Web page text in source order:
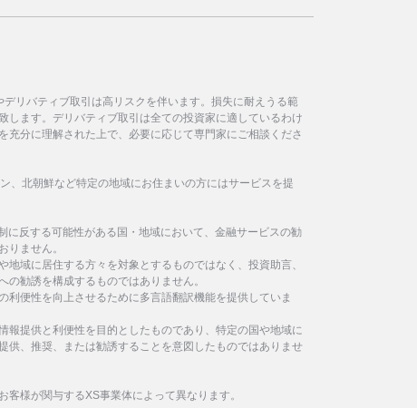
デリバティブ取引は高リスクを伴います。損失に耐えうる範
します。デリバティブ取引は全ての投資家に適しているわけ
充分に理解された上で、必要に応じて専門家にご相談くださ
、北朝鮮など特定の地域にお住まいの方にはサービスを提
に反する可能性がある国・地域において、金融サービスの勧
りません。
地域に居住する方々を対象とするものではなく、投資助言、
勧誘を構成するものではありません。
利便性を向上させるために多言語翻訳機能を提供していま
報提供と利便性を目的としたものであり、特定の国や地域に
供、推奨、または勧誘することを意図したものではありませ
様が関与するXS事業体によって異なります。